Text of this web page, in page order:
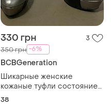
330 грн 3
350 грн -6%
BCBGeneration
Шикарные женские
кожаные туфли состояние
новых 38р. 24 см, каблук 13
38